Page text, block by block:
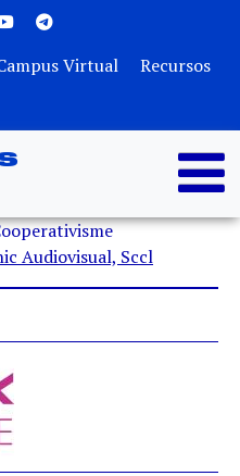
Virtual Recursos
Audiovisual, Sccl